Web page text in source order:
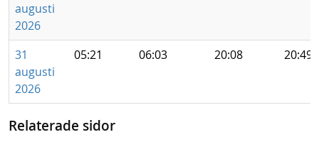
augusti
2026
31
augusti
2026
05:21 06:03 20:08 20:49
Relaterade sidor